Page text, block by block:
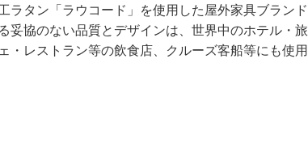
ラタン「ラウコード」を使用した屋外家具ブラン
妥協のない品質とデザインは、世界中のホテル・
・レストラン等の飲食店、クルーズ客船等にも使